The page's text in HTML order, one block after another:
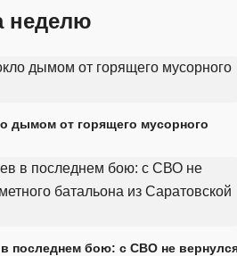
неделю
дымом от горящего мусорного
последнем бою: с СВО не